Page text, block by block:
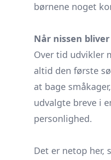
børnene noget
Når nissen
Over tid udvikler
altid den første
at bage
udvalgte breve i
personlighed.
Det er netop her,